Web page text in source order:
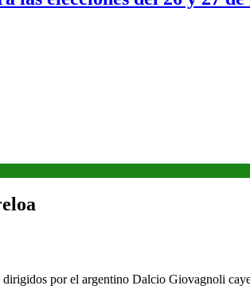
por el argentino Dalcio Giovagnoli